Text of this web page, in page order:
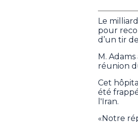
Le
pour
d’un tir
M.
réunion
Cet
été
l'Iran.
«Notre